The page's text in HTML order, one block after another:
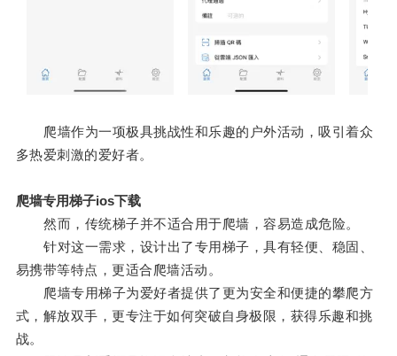
爬墙作为一项极具挑战性和乐趣的户外活动，吸引着众
多热爱刺激的爱好者。
爬墙专用梯子ios下载
然而，传统梯子并不适合用于爬墙，容易造成危险。
针对这一需求，设计出了专用梯子，具有轻便、稳固、
易携带等特点，更适合爬墙活动。
爬墙专用梯子为爱好者提供了更为安全和便捷的攀爬方
式，解放双手，更专注于如何突破自身极限，获得乐趣和挑
战。